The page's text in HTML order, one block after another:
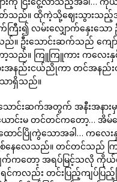
တ်သည်။ ထိုကဲ့သို့ဈေးသွားသ
း၍ လမ်းလျှောက်နှေးသေ
ဦးသောင်းဆက်သည် ကျေ
သည်။ ကြူကြူကား ကလေးနှ
အနည်းငယ်ညိုကာ တင်အနည်း
ာရှိသည်။
သောင်းဆက်အတွက် အနီးအနာ
င်းမ တင်တင်ကတော့… အိမ်
င်ပြိုကွဲသောအခါ… ကလေးနှစ်
စ်နေလေသည်။ တင်တင်သည်
ျက်ကတော့ အရပ်မြင့်သလို ကို
င်ကလည်း တင်းပြည့်ကျပ်ပြ